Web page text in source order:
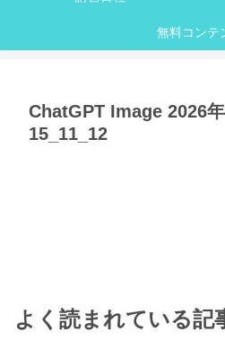
無料コンテ
ChatGPT Image 2026
15_11_12
よく読まれている記